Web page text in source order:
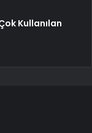
Kullanılan